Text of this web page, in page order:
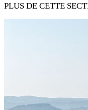
PLUS DE CETTE